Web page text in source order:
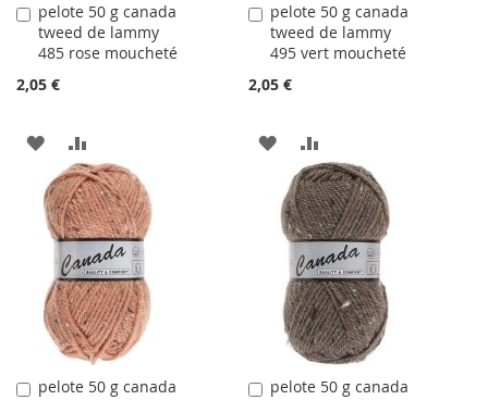
pelote 50 g canada
tweed de lammy
485 rose moucheté
2,05 €
Ajouter
au
panier
AJOUTER
À
LA
LISTE
D'ACHATS
AU
COMPARATEUR
pelote 50 g canada
tweed de lammy
495 vert moucheté
2,05 €
Ajouter
au
panier
AJOUTER
LA
LISTE
D'ACHATS
AU
COMPARATEUR
pelote 50 g canada
Ajouter
pelote 50 g canada
Ajouter